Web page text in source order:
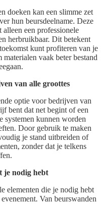
doeken kan een slimme zet
hun beursdeelname. Deze
een professionele
herbruikbaar. Dit betekent
kunt profiteren van je
vaak beter bestand
van alle groottes
optie voor bedrijven van
bent dat net begint of een
systemen kunnen worden
Door gebruik te maken
je stand uitbreiden of
zonder dat je telkens
je nodig hebt
elementen die je nodig hebt
Van beurswanden